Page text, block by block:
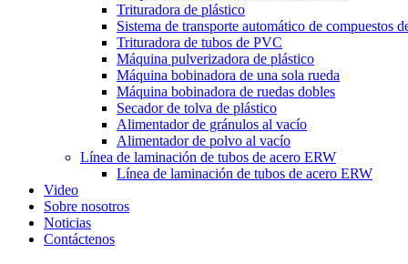
Trituradora de plástico
Sistema de transporte automático de compuestos
Trituradora de tubos de PVC
Máquina pulverizadora de plástico
Máquina bobinadora de una sola rueda
Máquina bobinadora de ruedas dobles
Secador de tolva de plástico
Alimentador de gránulos al vacío
Alimentador de polvo al vacío
Línea de laminación de tubos de acero ERW
Línea de laminación de tubos de acero ERW
Video
Sobre nosotros
Noticias
Contáctenos